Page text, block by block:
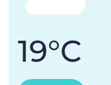
19°C